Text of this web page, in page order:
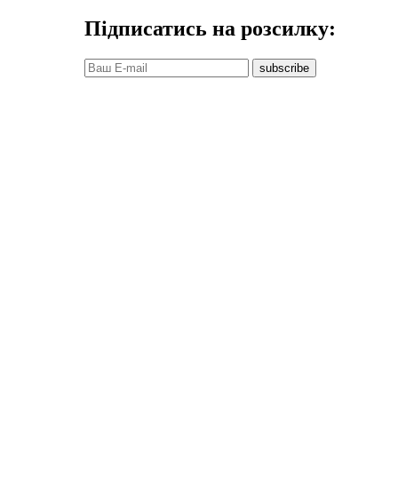
Підписатись на розсилку:
subscribe